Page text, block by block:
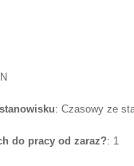
: Czasowy ze
do pracy od zaraz?: 1